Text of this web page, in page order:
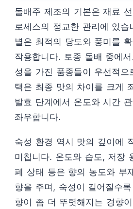
돌배주 제조의 기본은 재료
로세스의 정교한 관리에 있습
별은 최적의 당도와 풍미를
작용합니다. 토종 돌배 중에
성을 가진 품종들이 우선적으
택은 최종 맛의 차이를 크게
발효 단계에서 온도와 시간
좌우합니다.
숙성 환경 역시 맛의 깊이에
미칩니다. 온도와 습도, 저장
폐 상태 등은 향의 농도와 부
향을 주며, 숙성이 길어질수
향이 좀 더 뚜렷해지는 경향